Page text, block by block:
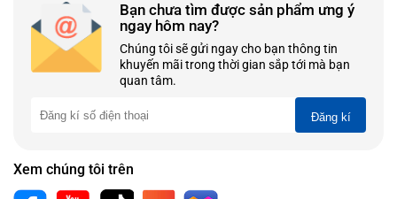
Bạn chưa tìm được sản phẩm ưng ý
ngay hôm nay?
Chúng tôi sẽ gửi ngay cho bạn thông tin
khuyến mãi trong thời gian sắp tới mà bạn
quan tâm.
Đăng kí
Xem chúng tôi trên